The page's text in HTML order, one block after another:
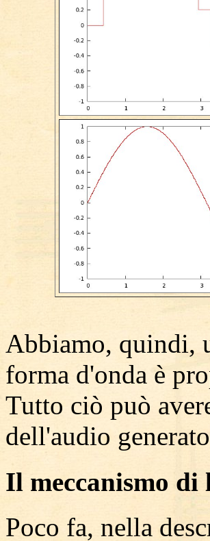
Abbiamo, quindi,
forma d'onda è
Tutto ciò può
dell'audio
Il meccanismo di
Poco fa, nella